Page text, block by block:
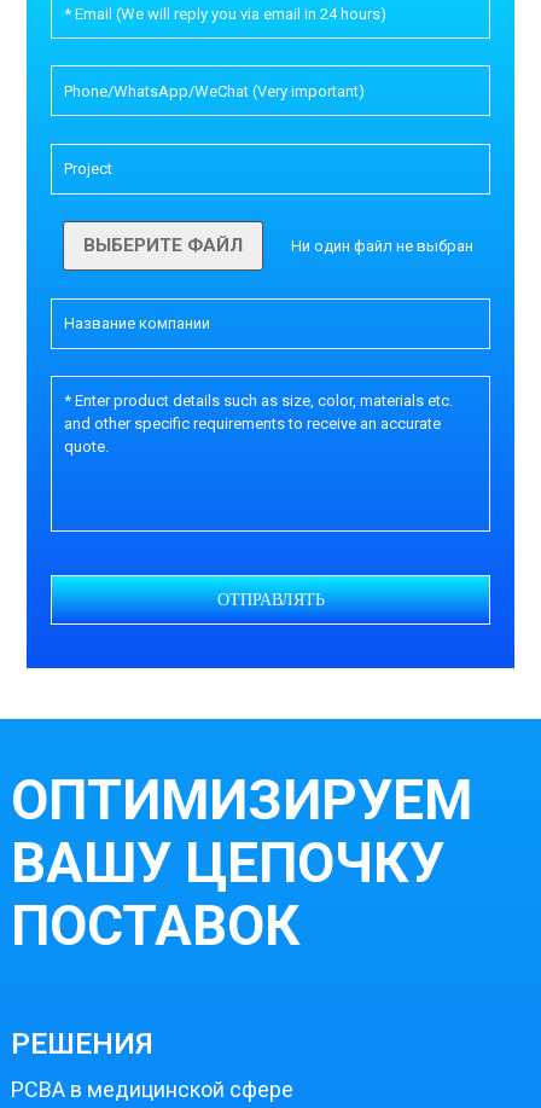
ВЫБЕРИТЕ ФАЙЛ Ни один файл не выбран
ОТПРАВЛЯТЬ
ОПТИМИЗИРУЕМ
ВАШУ ЦЕПОЧКУ
ПОСТАВОК
РЕШЕНИЯ
PCBA в медицинской сфере